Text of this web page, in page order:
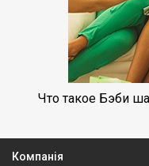
Что такое Бэби
Компанія